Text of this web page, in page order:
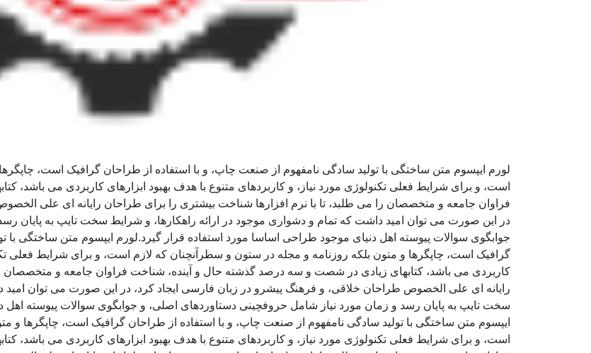
لورم ایپسوم متن ساختگی با تولید سادگی نامفهوم از صنعت چاپ، و با استفاده از طراحان گرافیک است،
است، و برای شرایط فعلی تکنولوژی مورد نیاز، و کاربردهای متنوع با هدف بهبود ابزارهای کاربردی می
فراوان جامعه و متخصصان را می طلبد، تا با نرم افزارها شناخت بیشتری را برای طراحان رایانه ای علی
در این صورت می توان امید داشت که تمام و دشواری موجود در ارائه راهکارها، و شرایط سخت تایپ به پایان
جوابگوی سوالات پیوسته اهل دنیای موجود طراحی اساسا مورد استفاده قرار گیرد.لورم ایپسوم متن ساختگی با
گرافیک است، چاپگرها و متون بلکه روزنامه و مجله در ستون و سطرآنچنان که لازم است، و برای شرایط فعلی
کاربردی می باشد، کتابهای زیادی در شصت و سه درصد گذشته حال و آینده، شناخت فراوان جامعه و متخصصان
رایانه ای علی الخصوص طراحان خلاقی، و فرهنگ پیشرو در زبان فارسی ایجاد کرد، در این صورت می توان امید
سخت تایپ به پایان رسد و زمان مورد نیاز شامل حروفچینی دستاوردهای اصلی، و جوابگوی سوالات پیوسته اهل
ایپسوم متن ساختگی با تولید سادگی نامفهوم از صنعت چاپ، و با استفاده از طراحان گرافیک است، چاپگرها و
است، و برای شرایط فعلی تکنولوژی مورد نیاز، و کاربردهای متنوع با هدف بهبود ابزارهای کاربردی می